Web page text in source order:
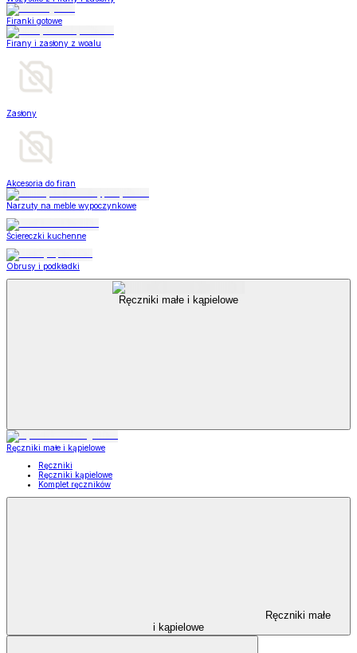
Firanki gotowe
Firany i zasłony z woalu
Zasłony
Akcesoria do firan
Narzuty na meble wypoczynkowe
Ściereczki kuchenne
Obrusy i podkładki
Ręczniki małe i kąpielowe
Ręczniki małe i kąpielowe
Ręczniki
Ręczniki kąpielowe
Komplet ręczników
Ręczniki małe
i kąpielowe